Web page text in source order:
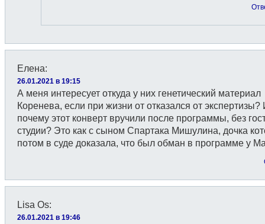
Елена:
26.01.2021 в 19:15
А меня интересует откуда у них генетический материал
Коренева, если при жизни от отказался от экспертизы?
почему этот конверт вручили после программы, без
студии? Это как с сыном Спартака Мишулина, дочка
потом в суде доказала, что был обман в программе у
Lisa Os:
26.01.2021 в 19:46